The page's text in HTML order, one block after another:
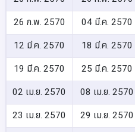
26 ก.พ. 2570 04 มี.ค. 2570
12 มี.ค. 2570 18 มี.ค. 2570
19 มี.ค. 2570 25 มี.ค. 2570
02 เม.ย. 2570 08 เม.ย. 2570
23 เม.ย. 2570 29 เม.ย. 2570